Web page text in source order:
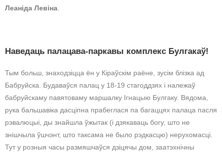
Леаніда Левіна
Наведаць палацава-паркавы комплекс Булгакаў!
Тым больш, знаходзіцца ён у Кіраўскім раёне, зусім блізка ад
Бабруйска. Будаваўся палац у 18-19 стагоддзях і належаў
бабруйскаму павятоваму маршалку Ігнацыю Булгаку. Вядома,
рука бальшавіка дасціпна прабеглася па багаццях палаца пасля
рэвалюцыі, ды знайшла ўжытак (і дзякаваць богу, што не
знішчыла ўшчэнт, што таксама не было рэдкасцю) нерухомасці.
Тут у розныя часы размяшчаўся дзіцячы дом, заатэхнічны